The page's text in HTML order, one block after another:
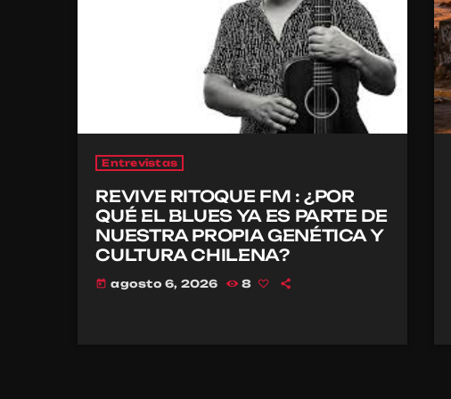
Entrevistas
REVIVE RITOQUE FM : ¿POR
QUÉ EL BLUES YA ES PARTE DE
NUESTRA PROPIA GENÉTICA Y
CULTURA CHILENA?
today agosto 6, 2026 8